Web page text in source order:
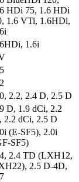
HDi 75, 1.6 HDi
1.6 VTi, 1.6HDi,
1.6i
2.2, 2.4 D, 2.5 D
D, 1.9 dCi, 2.2
2.2 dCi, 2.5 D
(E-SF5), 2.0i
SF5)
2.4 TD (LXH12,
2.5 D-4D,